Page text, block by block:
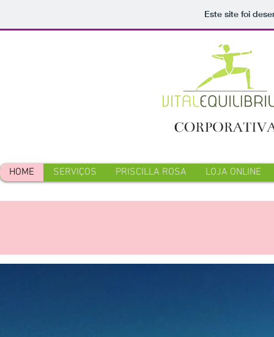
Este site foi
HOME SERVIÇOS PRISCILLA ROSA LOJA ONLINE